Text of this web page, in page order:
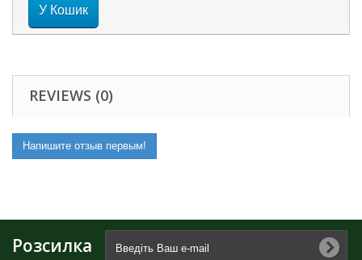
У Кошик
REVIEWS (0)
Напишите отзыв первым!
Розсилка